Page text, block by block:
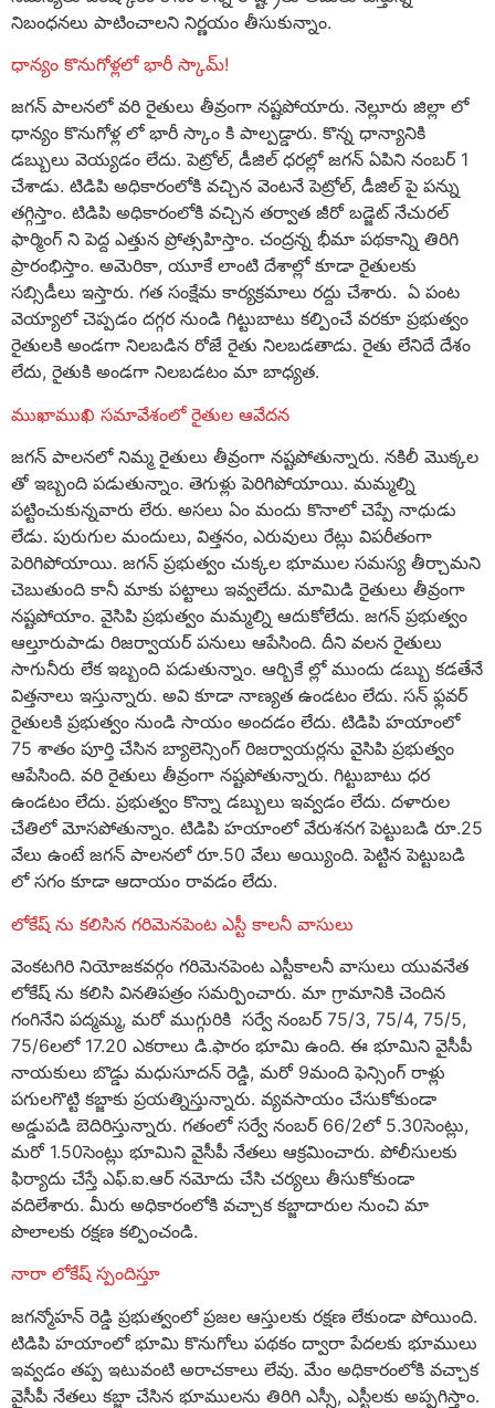
నిబంధనలు పాటించాలని నిర్ణయం తీసుకున్నాం.
ధాన్యం కొనుగోళ్లలో భారీ స్కామ్!
జగన్ పాలనలో వరి రైతులు తీవ్రంగా నష్టపోయారు. నెల్లూరు జిల్లా లో
ధాన్యం కొనుగోళ్ల లో భారీ స్కాం కి పాల్పడ్డారు. కొన్న ధాన్యానికి
డబ్బులు వెయ్యడం లేదు. పెట్రోల్, డీజిల్ ధరల్లో జగన్ ఏపిని నంబర్ 1
చేశాడు. టిడిపి అధికారంలోకి వచ్చిన వెంటనే పెట్రోల్, డీజిల్ పై పన్ను
తగ్గిస్తాం. టిడిపి అధికారంలోకి వచ్చిన తర్వాత జీరో బడ్జెట్ నేచురల్
ఫార్మింగ్ ని పెద్ద ఎత్తున ప్రోత్సహిస్తాం. చంద్రన్న భీమా పథకాన్ని తిరిగి
ప్రారంభిస్తాం. అమెరికా, యూకే లాంటి దేశాల్లో కూడా రైతులకు
సబ్సిడీలు ఇస్తారు. గత సంక్షేమ కార్యక్రమాలు రద్దు చేశారు. ఏ పంట
వెయ్యాలో చెప్పడం దగ్గర నుండి గిట్టుబాటు కల్పించే వరకూ ప్రభుత్వం
రైతులకి అండగా నిలబడిన రోజే రైతు నిలబడతాడు. రైతు లేనిదే దేశం
లేదు, రైతుకి అండగా నిలబడటం మా బాధ్యత.
ముఖాముఖి సమావేశంలో రైతుల ఆవేదన
జగన్ పాలనలో నిమ్మ రైతులు తీవ్రంగా నష్టపోతున్నారు. నకిలీ మొక్కల
తో ఇబ్బంది పడుతున్నాం. తెగుళ్లు పెరిగిపోయాయి. మమ్మల్ని
పట్టించుకున్నవారు లేరు. అసలు ఏం మందు కొనాలో చెప్పే నాధుడు
లేడు. పురుగుల మందులు, విత్తనం, ఎరువులు రేట్లు విపరీతంగా
పెరిగిపోయాయి. జగన్ ప్రభుత్వం చుక్కల భూముల సమస్య తీర్చామని
చెబుతుంది కానీ మాకు పట్టాలు ఇవ్వలేదు. మామిడి రైతులు తీవ్రంగా
నష్టపోయాం. వైసిపి ప్రభుత్వం మమ్మల్ని ఆదుకోలేదు. జగన్ ప్రభుత్వం
ఆల్తూరుపాడు రిజర్వాయర్ పనులు ఆపేసింది. దీని వలన రైతులు
సాగునీరు లేక ఇబ్బంది పడుతున్నాం. ఆర్బికే ల్లో ముందు డబ్బు కడతేనే
విత్తనాలు ఇస్తున్నారు. అవి కూడా నాణ్యత ఉండటం లేదు. సన్ ఫ్లవర్
రైతులకి ప్రభుత్వం నుండి సాయం అందడం లేదు. టిడిపి హయాంలో
75 శాతం పూర్తి చేసిన బ్యాలెన్సింగ్ రిజర్వాయర్లను వైసిపి ప్రభుత్వం
ఆపేసింది. వరి రైతులు తీవ్రంగా నష్టపోతున్నారు. గిట్టుబాటు ధర
ఉండటం లేదు. ప్రభుత్వం కొన్నా డబ్బులు ఇవ్వడం లేదు. దళారుల
చేతిలో మోసపోతున్నాం. టిడిపి హయాంలో వేరుశనగ పెట్టుబడి రూ.25
వేలు ఉంటే జగన్ పాలనలో రూ.50 వేలు అయ్యింది. పెట్టిన పెట్టుబడి
లో సగం కూడా ఆదాయం రావడం లేదు.
లోకేష్ ను కలిసిన గరిమెనపెంట ఎస్టీ కాలనీ వాసులు
వెంకటగిరి నియోజకవర్గం గరిమెనపెంట ఎస్టీకాలనీ వాసులు యువనేత
లోకేష్ ను కలిసి వినతిపత్రం సమర్పించారు. మా గ్రామానికి చెందిన
గంగినేని పద్మమ్మ, మరో ముగ్గురికి సర్వే నంబర్ 75/3, 75/4, 75/5,
75/6లలో 17.20 ఎకరాలు డి.ఫారం భూమి ఉంది. ఈ భూమిని వైసీపీ
నాయకులు బొడ్డు మధుసూదన్ రెడ్డి, మరో 9మంది ఫెన్సింగ్ రాళ్లు
పగులగొట్టి కబ్జాకు ప్రయత్నిస్తున్నారు. వ్యవసాయం చేసుకోకుండా
అడ్డుపడి బెదిరిస్తున్నారు. గతంలో సర్వే నంబర్ 66/2లో 5.30సెంట్లు,
మరో 1.50సెంట్లు భూమిని వైసీపీ నేతలు ఆక్రమించారు. పోలీసులకు
ఫిర్యాదు చేస్తే ఎఫ్.ఐ.ఆర్ నమోదు చేసి చర్యలు తీసుకోకుండా
వదిలేశారు. మీరు అధికారంలోకి వచ్చాక కబ్జాదారుల నుంచి మా
పొలాలకు రక్షణ కల్పించండి.
నారా లోకేష్ స్పందిస్తూ
జగన్మోహన్ రెడ్డి ప్రభుత్వంలో ప్రజల ఆస్తులకు రక్షణ లేకుండా పోయింది.
టిడిపి హయాంలో భూమి కొనుగోలు పథకం ద్వారా పేదలకు భూములు
ఇవ్వడం తప్ప ఇటువంటి అరాచకాలు లేవు. మేం అధికారంలోకి వచ్చాక
వైసీపీ నేతలు కబ్జా చేసిన భూములను తిరిగి ఎస్సీ, ఎస్టీలకు అప్పగిస్తాం.